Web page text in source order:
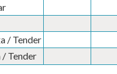
/ Tender
/ Tender